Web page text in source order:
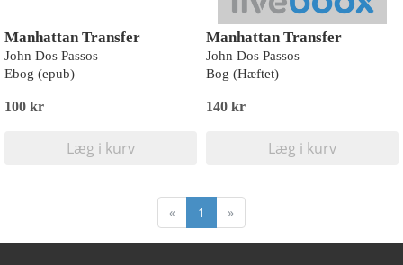
Manhattan Transfer
John Dos Passos
Ebog (epub)
100 kr
Læg i kurv
Manhattan Transfer
John Dos Passos
Bog (Hæftet)
140 kr
Læg i kurv
« 1 »